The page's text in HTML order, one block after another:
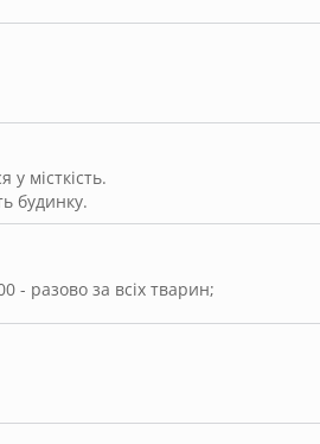
- разово за всіх тварин;
місткість.
будинку.